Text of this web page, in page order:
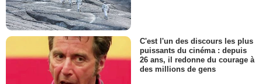
C'est l'un des discours les plus
puissants du cinéma : depuis
26 ans, il redonne du courage à
des millions de gens